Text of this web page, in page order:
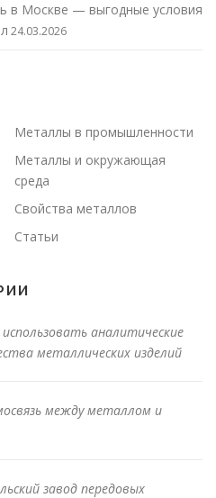
в Москве — выгодные условия
24.03.2026
Металлы в промышленности
Металлы и окружающая
среда
Свойства металлов
Статьи
использовать аналитические
металлических изделий
между металлом и
завод передовых